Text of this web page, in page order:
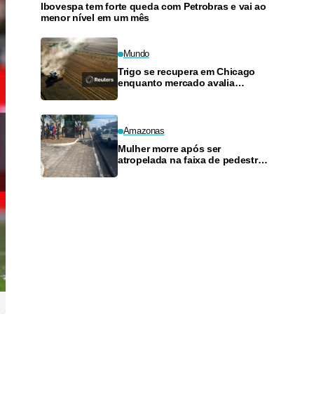
Ibovespa tem forte queda com Petrobras e vai ao
menor nível em um mês
Mundo
Trigo se recupera em Chicago
enquanto mercado avalia
Amazonas
Mulher morre após ser
atropelada na faixa de pedestres